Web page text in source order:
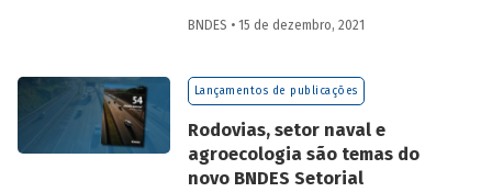
concessões rodoviárias começaram a ser
sem comprometer os investimentos no
setor. Saiba mais sobre os diferentes
concessões de rodovias realizadas no
país.
BNDES • 15 de dezembro, 2021
Lançamentos de publicações
Rodovias, setor naval e
agroecologia são temas do
novo BNDES Setorial